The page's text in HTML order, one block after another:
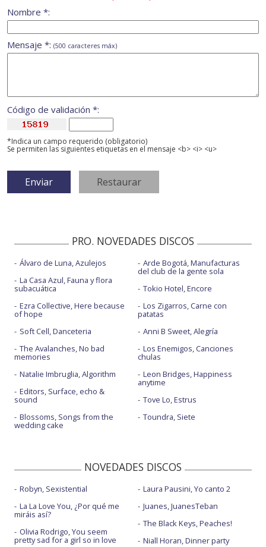
Nombre *:
Mensaje *: (500 caracteres máx)
Código de validación *:
*Indica un campo requerido (obligatorio)
Se permiten las siguientes etiquetas en el mensaje <b> <i> <u>
PRO. NOVEDADES DISCOS
Álvaro de Luna, Azulejos
La Casa Azul, Fauna y flora
subacuática
Ezra Collective, Here because
of hope
Soft Cell, Danceteria
The Avalanches, No bad
memories
Natalie Imbruglia, Algorithm
Editors, Surface, echo &
sound
Blossoms, Songs from the
wedding cake
Arde Bogotá, Manufacturas
del club de la gente sola
Tokio Hotel, Encore
Los Zigarros, Carne con
patatas
Anni B Sweet, Alegría
Los Enemigos, Canciones
chulas
Leon Bridges, Happiness
anytime
Tove Lo, Estrus
Toundra, Siete
NOVEDADES DISCOS
Robyn, Sexistential
La La Love You, ¿Por qué me
miráis así?
Olivia Rodrigo, You seem
pretty sad for a girl so in love
Laura Pausini, Yo canto 2
Juanes, JuanesTeban
The Black Keys, Peaches!
Niall Horan, Dinner party